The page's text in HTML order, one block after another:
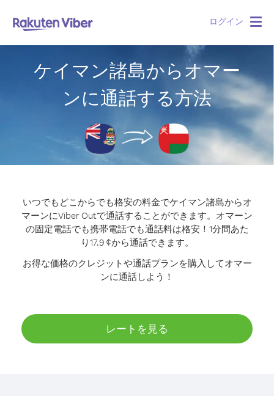
ログイン
ケイマン諸島からオマー
ンに通話する方法
いつでもどこからでも格安の料金でケイマン諸島からオ
マーンにViber Outで通話することができます。 オマーン
の固定電話でも携帯電話でも通話料は格安！1分間あた
り17.9 ¢から通話できます。
お得な価格のクレジットや通話プランを購入してオマー
ンに通話しよう！
レートを見る